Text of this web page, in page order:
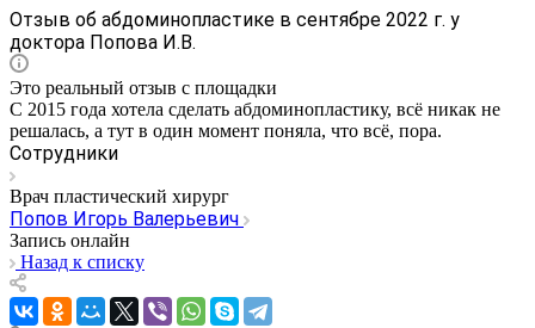
Отзыв об абдоминопластике в сентябре 2022 г. у
доктора Попова И.В.
Это реальный отзыв с площадки
С 2015 года хотела сделать абдоминопластику​, всё никак не
решалась, а тут в один момент поняла, что всё, пора.
Сотрудники
Врач пластический хирург
Попов Игорь Валерьевич
Запись онлайн
Назад к списку